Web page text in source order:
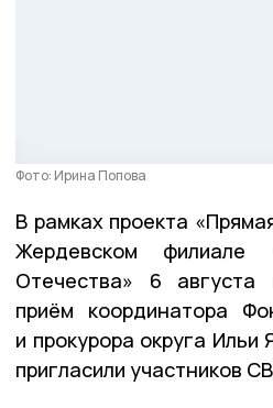
Фото: Ирина Попова
В рамках проекта
Жердевском филиале
Отечества» 6 августа
приём координатора
и прокурора округа Ильи
пригласили участников